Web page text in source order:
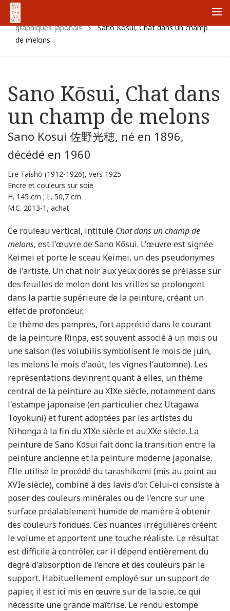
Accueil
graphiques japonais
Sano Kōsui, Chat dans un champ
de melons
Sano Kōsui, Chat dans
un champ de melons
Sano Kosui 佐野光穂, né en 1896,
décédé en 1960
Ere Taishō (1912-1926), vers 1925
Encre et couleurs sur soie
H. 145 cm ; L. 50,7 cm
M.C. 2013-1, achat
Ce rouleau vertical, intitulé Chat dans un champ de
melons, est l'œuvre de Sano Kōsui. L'œuvre est signée
Keimei et porte le sceau Keimei, un des pseudonymes
de l'artiste. Un chat noir aux yeux dorés se prélasse sur
des feuilles de melon dont les vrilles se prolongent
dans la partie supérieure de la peinture, créant un
effet de profondeur.
Le thème des pampres, fort apprécié dans le courant
de la peinture Rinpa, est souvent associé à un mois ou
une saison (les volubilis symbolisent le mois de juin,
les melons le mois d'août, les vignes l'automne). Les
représentations devinrent quant à elles, un thème
central de la peinture au XIXe siècle, notamment dans
l'estampe japonaise (en particulier chez Utagawa
Toyokuni) et furent adoptées par les artistes du
Nihonga à la fin du XIXe siècle et au XXe siècle. La
peinture de Sano Kōsui fait donc la transition entre la
peinture ancienne et la peinture moderne japonaise.
Elle utilise le procédé du tarashikomi (mis au point au
XVIe siècle), combiné à des lavis d'or. Celui-ci consiste à
poser des couleurs minérales ou de l'encre sur une
surface préalablement humide de manière à obtenir
des couleurs fondues. Ces nuances irrégulières créent
le volume et apportent une touche réaliste. Le résultat
est difficile à contrôler, car il dépend entièrement du
degré d'absorption de l'encre et des couleurs par le
support. Habituellement employé sur un support de
papier, il est ici mis en œuvre sur de la soie, ce qui
nécessite une grande maîtrise. Le rendu estompé